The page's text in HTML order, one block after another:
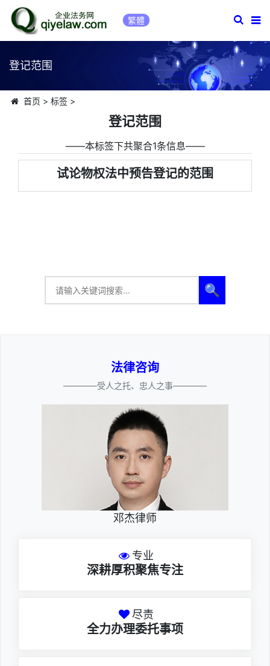
繁體
登记范围
首页 > 标签>
登记范围
――本标签下共聚合1条信息――
试论物权法中预告登记的范围
🔍
法律咨询
————受人之托、忠人之事————
邓杰律师
专业
深耕厚积聚焦专注
尽责
全力办理委托事项